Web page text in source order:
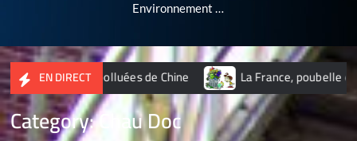
Environnement …
EN DIRECT
les plus polluées de Chine La France, poubelle du
Category:Chau Doc